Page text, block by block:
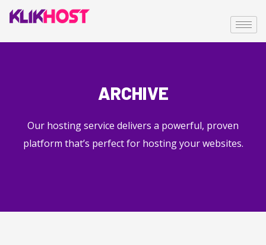
ARCHIVE
Our hosting service delivers a powerful, proven
platform that’s perfect for hosting your websites.